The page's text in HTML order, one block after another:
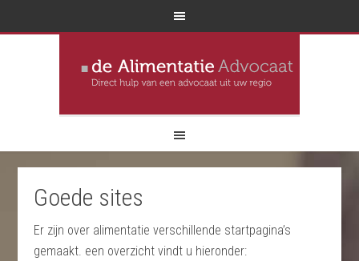
Goede sites
Er zijn over alimentatie verschillende startpagina’s
gemaakt. een overzicht vindt u hieronder: